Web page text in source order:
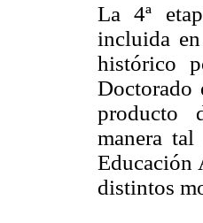
La 4ª
incluida
histórico
producto
manera
Educación
distintos